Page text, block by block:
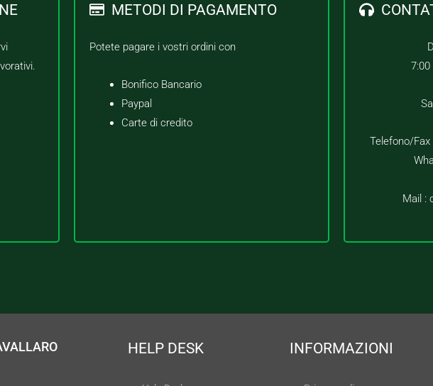
METODI DI PAGAMENTO
Potete pagare i vostri ordini con
Bonifico Bancario
Paypal
Carte di credito
Telefono/
Mail :
HELP DESK INFORMAZIONI